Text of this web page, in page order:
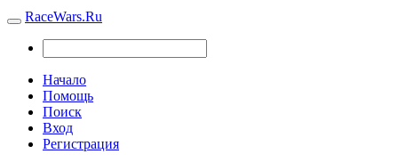
RaceWars.Ru
Начало
Помощь
Поиск
Вход
Регистрация